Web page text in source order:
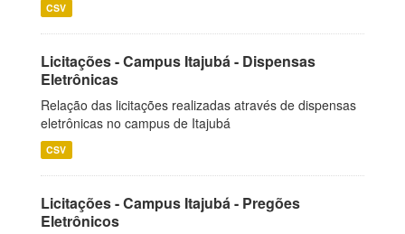
CSV
Licitações - Campus Itajubá - Dispensas
Eletrônicas
Relação das licitações realizadas através de dispensas
eletrônicas no campus de Itajubá
CSV
Licitações - Campus Itajubá - Pregões
Eletrônicos